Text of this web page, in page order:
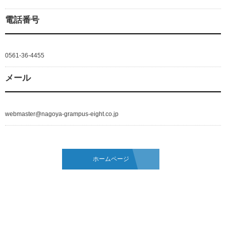
電話番号
0561-36-4455
メール
webmaster@nagoya-grampus-eight.co.jp
ホームページ